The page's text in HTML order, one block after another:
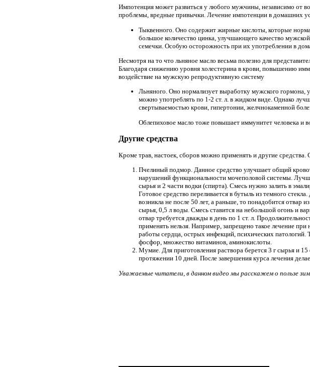
Импотенция может развиться у любого мужчины, независимо от
проблемы, вредные привычки. Лечение импотенции в домашних
Тыквенного. Оно содержит жирные кислоты, которые
большое количество цинка, улучшающего качество
семечки. Особую осторожность при их употреблении в
Несмотря на то что льняное масло весьма полезно для
Благодаря снижению уровня холестерина в крови, повышению
воздействие на мужскую репродуктивную систему
Льняного. Оно нормализует выработку мужского гормона,
можно употреблять по 1-2 ст. л. в жидком виде. Однако
свертываемостью крови, гипертонии, желчнокаменной
Облепиховое масло тоже повышает иммунитет человека и
Другие средства
Кроме трав, настоек, сборов можно применять и другие
Пчелиный подмор. Данное средство улучшает общий
нарушений функциональности мочеполовой системы.
сырья и 2 части водки (спирта). Смесь нужно залить в
Готовое средство переливается в бутыль из темного
возникла не после 50 лет, а раньше, то понадобится отвар
сырья, 0,5 л воды. Смесь ставится на небольшой огонь и
отвар требуется дважды в день по 1 ст. л.
применять нельзя. Например, запрещено такое лечение
работы сердца, острых инфекций, психических патологий.
фосфор, множество витаминов, аминокислоты.
Мумие. Для приготовления раствора берется 3 г сырья и
протяжении 10 дней. После завершения курса лечения
Уважаемые читатели, в данном видео мы расскажем о пользе